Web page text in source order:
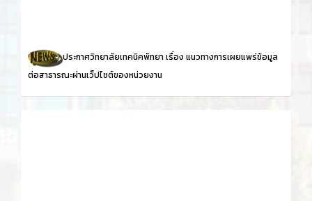
ประกาศวิทยาลัยเทคนิคพัทยา เรื่อง แนวทางการเผยแพร่ข้อมูล
ต่อสาธารณะผ่านเว็ปไซต์ของหน่วยงาน